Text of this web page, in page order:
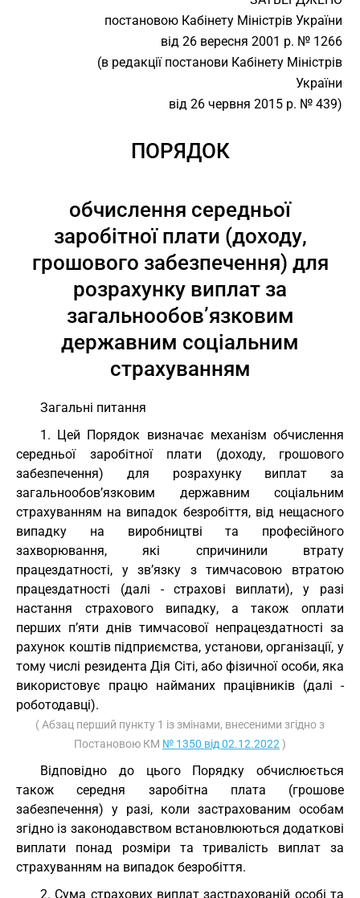
постановою Кабінету Міністрів України
від 26 вересня 2001 р. № 1266
(в редакції постанови Кабінету Міністрів
України
від 26 червня 2015 р. № 439)
ПОРЯДОК
обчислення середньої
заробітної плати (доходу,
грошового забезпечення) для
розрахунку виплат за
загальнообов’язковим
державним соціальним
страхуванням
Загальні питання
1. Цей Порядок визначає механізм обчислення
середньої заробітної плати (доходу, грошового
забезпечення) для розрахунку виплат за
загальнообов’язковим державним соціальним
страхуванням на випадок безробіття, від нещасного
випадку на виробництві та професійного
захворювання, які спричинили втрату
працездатності, у зв’язку з тимчасовою втратою
працездатності (далі - страхові виплати), у разі
настання страхового випадку, а також оплати
перших п’яти днів тимчасової непрацездатності за
рахунок коштів підприємства, установи, організації, у
тому числі резидента Дія Сіті, або фізичної особи, яка
використовує працю найманих працівників (далі -
роботодавці).
( Абзац перший пункту 1 із змінами, внесеними згідно з
Постановою КМ № 1350 від 02.12.2022 )
Відповідно до цього Порядку обчислюється
також середня заробітна плата (грошове
забезпечення) у разі, коли застрахованим особам
згідно із законодавством встановлюються додаткові
виплати понад розміри та тривалість виплат за
страхуванням на випадок безробіття.
2. Сума страхових виплат застрахованій особі та